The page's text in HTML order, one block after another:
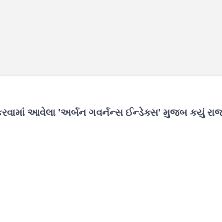
કરવામાં આવેલા 'અર્બન ગવર્નન્સ ઈન્ડેક્સ' મુજબ કયું